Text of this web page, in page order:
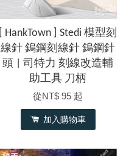
[ HankTown ] Stedi 模型刻
線針 鎢鋼刻線針 鎢鋼針
頭 | 司特力 刻線改造輔
助工具 刀柄
從NT$ 95 起
加入購物車